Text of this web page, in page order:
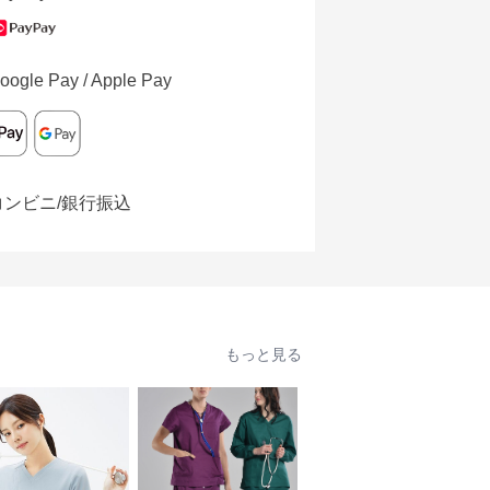
Pay / Apple Pay
ンビニ/銀行振込
もっと見る